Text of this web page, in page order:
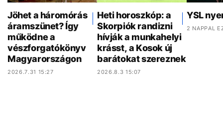
Jöhet a háromórás
áramszünet? Így
működne a
vészforgatókönyv
Magyarországon
2026.7.31 15:27
Heti horoszkóp: a
Skorpiók randizni
hívják a munkahelyi
krásst, a Kosok új
barátokat szereznek
2026.8.3 15:07
YSL
2 NAPPAL